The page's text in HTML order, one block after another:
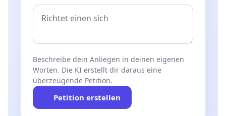
Beschreibe dein Anliegen in deinen eigenen
Worten. Die KI erstellt dir daraus eine
überzeugende Petition.
Petition erstellen